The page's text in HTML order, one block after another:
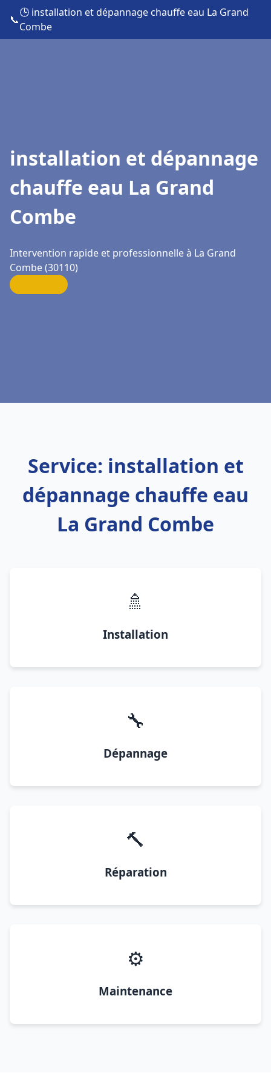
📞
🕒 installation et dépannage chauffe eau La Grand
Combe
installation et dépannage
chauffe eau La Grand
Combe
Intervention rapide et professionnelle à La Grand
Combe (30110)
Service: installation et
dépannage chauffe eau
La Grand Combe
🚿
Installation
🔧
Dépannage
🔨
Réparation
⚙️
Maintenance